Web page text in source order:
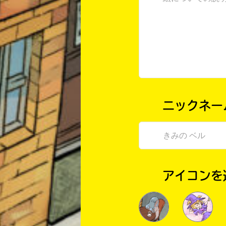
ニックネー
アイコンを